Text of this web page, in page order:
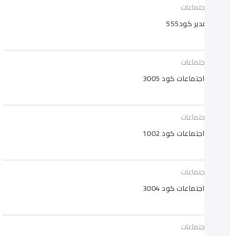
اجتماعات
مدير كود555
اجتماعات
اجتماعات كود 3005
اجتماعات
اجتماعات كود 1002
اجتماعات
اجتماعات كود 3004
اجتماعات